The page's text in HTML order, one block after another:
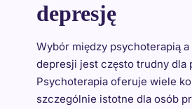
depresję
Wybór między psychoterapią
depresji jest często trudny dla
Psychoterapia oferuje wiele
szczególnie istotne dla osób